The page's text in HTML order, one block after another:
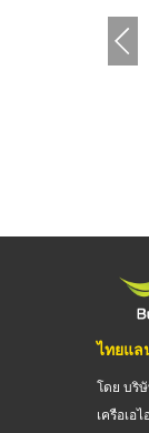
ไทยแล
โดย บริ
เครือเอ